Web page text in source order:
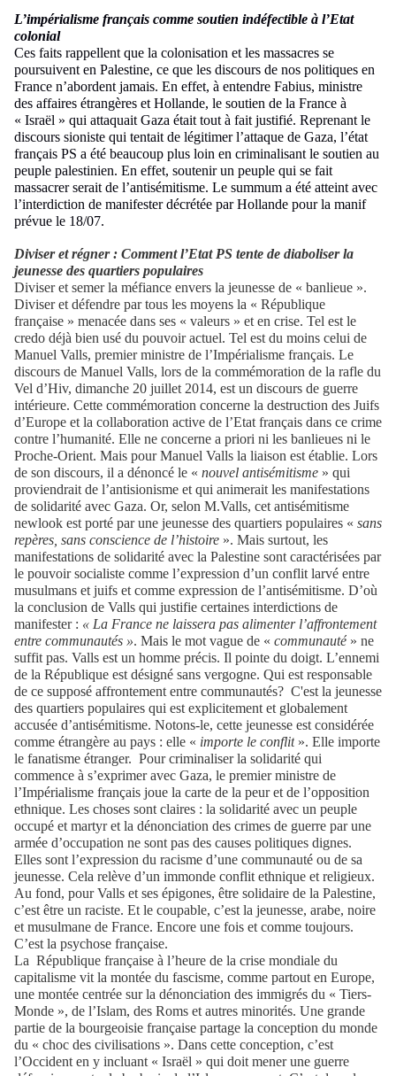
L’impérialisme français comme soutien indéfectible à l’Etat
colonial
Ces faits rappellent que la colonisation et les massacres se
poursuivent en Palestine, ce que les discours de nos politiques en
France n’abordent jamais. En effet, à entendre Fabius, ministre
des affaires étrangères et Hollande, le soutien de la France à
« Israël » qui attaquait Gaza était tout à fait justifié. Reprenant le
discours sioniste qui tentait de légitimer l’attaque de Gaza, l’état
français PS a été beaucoup plus loin en criminalisant le soutien au
peuple palestinien. En effet, soutenir un peuple qui se fait
massacrer serait de l’antisémitisme. Le summum a été atteint avec
l’interdiction de manifester décrétée par Hollande pour la manif
prévue le 18/07.
Diviser et régner : Comment l’Etat PS tente de diaboliser la
jeunesse des quartiers populaires
Diviser et semer la méfiance envers la jeunesse de « banlieue ».
Diviser et défendre par tous les moyens la « République
française » menacée dans ses « valeurs » et en crise. Tel est le
credo déjà bien usé du pouvoir actuel. Tel est du moins celui de
Manuel Valls, premier ministre de l’Impérialisme français. Le
discours de Manuel Valls, lors de la commémoration de la rafle du
Vel d’Hiv, dimanche 20 juillet 2014, est un discours de guerre
intérieure. Cette commémoration concerne la destruction des Juifs
d’Europe et la collaboration active de l’Etat français dans ce crime
contre l’humanité. Elle ne concerne a priori ni les banlieues ni le
Proche-Orient. Mais pour Manuel Valls la liaison est établie. Lors
de son discours, il a dénoncé le « nouvel antisémitisme » qui
proviendrait de l’antisionisme et qui animerait les manifestations
de solidarité avec Gaza. Or, selon M.Valls, cet antisémitisme
newlook est porté par une jeunesse des quartiers populaires « sans
repères, sans conscience de l’histoire ». Mais surtout, les
manifestations de solidarité avec la Palestine sont caractérisées par
le pouvoir socialiste comme l’expression d’un conflit larvé entre
musulmans et juifs et comme expression de l’antisémitisme. D’où
la conclusion de Valls qui justifie certaines interdictions de
manifester : « La France ne laissera pas alimenter l’affrontement
entre communautés ». Mais le mot vague de « communauté » ne
suffit pas. Valls est un homme précis. Il pointe du doigt. L’ennemi
de la République est désigné sans vergogne. Qui est responsable
de ce supposé affrontement entre communautés? C'est la jeunesse
des quartiers populaires qui est explicitement et globalement
accusée d’antisémitisme. Notons-le, cette jeunesse est considérée
comme étrangère au pays : elle « importe le conflit ». Elle importe
le fanatisme étranger. Pour criminaliser la solidarité qui
commence à s’exprimer avec Gaza, le premier ministre de
l’Impérialisme français joue la carte de la peur et de l’opposition
ethnique. Les choses sont claires : la solidarité avec un peuple
occupé et martyr et la dénonciation des crimes de guerre par une
armée d’occupation ne sont pas des causes politiques dignes.
Elles sont l’expression du racisme d’une communauté ou de sa
jeunesse. Cela relève d’un immonde conflit ethnique et religieux.
Au fond, pour Valls et ses épigones, être solidaire de la Palestine,
c’est être un raciste. Et le coupable, c’est la jeunesse, arabe, noire
et musulmane de France. Encore une fois et comme toujours.
C’est la psychose française.
La République française à l’heure de la crise mondiale du
capitalisme vit la montée du fascisme, comme partout en Europe,
une montée centrée sur la dénonciation des immigrés du « Tiers-
Monde », de l’Islam, des Roms et autres minorités. Une grande
partie de la bourgeoisie française partage la conception du monde
du « choc des civilisations ». Dans cette conception, c’est
l’Occident en y incluant « Israël » qui doit mener une guerre